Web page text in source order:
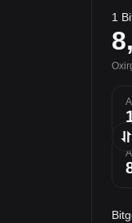
1